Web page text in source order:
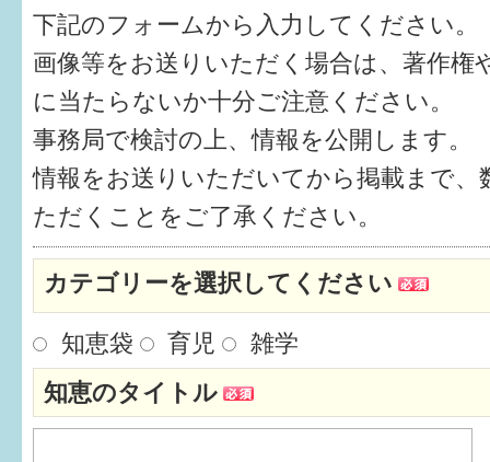
下記のフォームから入力してください。
画像等をお送りいただく場合は、著作権
に当たらないか十分ご注意ください。
事務局で検討の上、情報を公開します。
情報をお送りいただいてから掲載まで、
ただくことをご了承ください。
カテゴリーを選択してください
知恵袋 育児
雑学
知恵のタイトル
もしものときの緊急連絡先
届出・手当・助成
健診・予防接種
仲間づくり・遊び場
子どもを預けたい
入園・入学
相談したい
さまざまな支援